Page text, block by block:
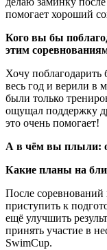
помогает хороший
Кого вы бы
этим
Хочу
весь год и верили в
были только
ощущал поддержку
это очень помогает!
А в чём вы плыли:
Какие планы на
После
приступить к
ещё улучшить
принять участие в
SwimCup.